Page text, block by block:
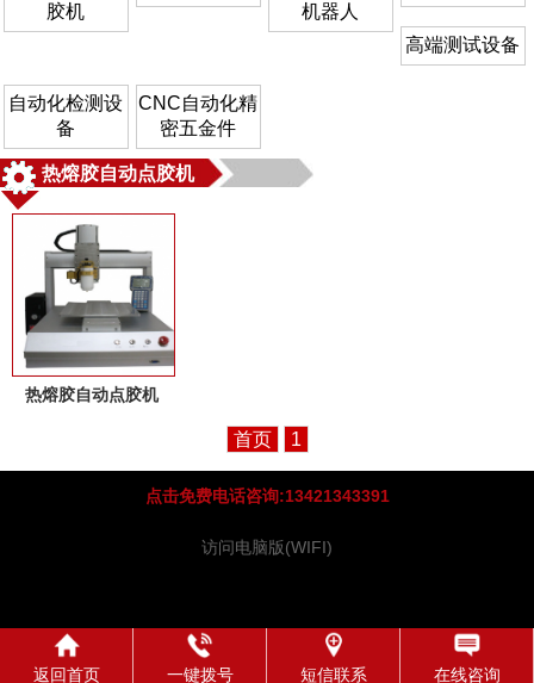
胶机
机器人
高端测试设备
自动化检测设
备
CNC自动化精
密五金件
热熔胶自动点胶机
热熔胶自动点胶机
首页 1
点击免费电话咨询:13421343391
访问电脑版(WIFI)
返回首页 一键拨号 短信联系 在线咨询